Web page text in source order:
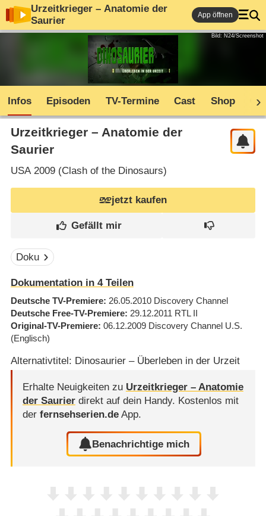
Urzeitkrieger – Anatomie der
Saurier
App öffnen
Bild: N24/Screenshot
Infos Episoden TV-Termine Cast Shop
Urzeitkrieger – Anatomie der
Saurier
USA2009 (Clash of the Dinosaurs)
jetzt kaufen
Doku
Dokumentation in 4 Teilen
Deutsche TV-Premiere 26.05.2010 Discovery Channel
Deutsche Free-TV-Premiere 29.12.2011 RTL II
Original-TV-Premiere 06.12.2009 Discovery Channel U.S.
(Englisch)
Alternativtitel: Dinosaurier – Überleben in der Urzeit
Erhalte Neuigkeiten zu Urzeitkrieger – Anatomie
der Saurierdirekt auf dein Handy. Kostenlos mit
der fernsehserien.deApp.
Benachrichtige mich